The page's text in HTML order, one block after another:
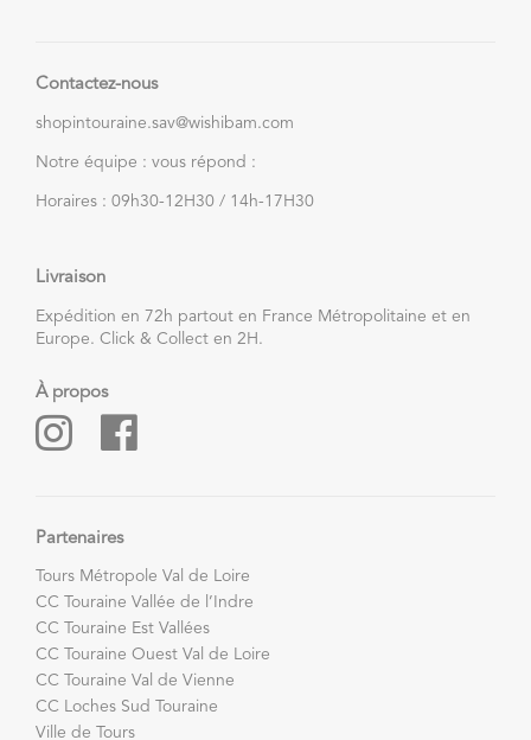
Contactez-nous
shopintouraine.sav@wishibam.com
Notre équipe : vous répond :
Horaires : 09h30-12H30 / 14h-17H30
Livraison
Expédition en 72h partout en France Métropolitaine et en
Europe. Click & Collect en 2H.
À propos
Partenaires
Tours Métropole Val de Loire
CC Touraine Vallée de l’Indre
CC Touraine Est Vallées
CC Touraine Ouest Val de Loire
CC Touraine Val de Vienne
CC Loches Sud Touraine
Ville de Tours